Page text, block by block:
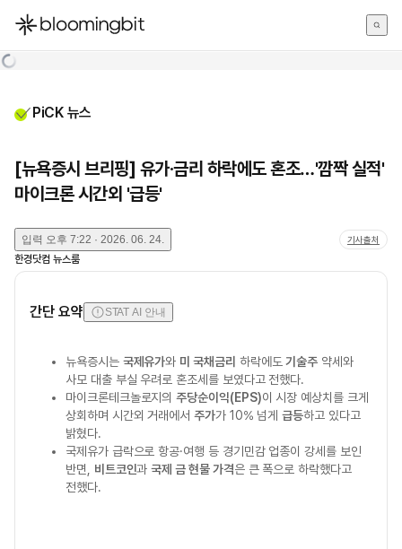
한국어
PiCK 뉴스
[뉴욕증시 브리핑] 유가·금리 하락에도 혼조…'깜짝 실적'
마이크론 시간외 '급등'
입력 오후 7:22 · 2026. 06. 24. 기사출처
한경닷컴 뉴스룸
간단 요약 STAT AI 안내
뉴욕증시는 국제유가와 미 국채금리 하락에도기술주 약세와
사모 대출 부실 우려로 혼조세를 보였다고 전했다.
마이크론테크놀로지의주당순이익(EPS)이 시장 예상치를 크게
상회하며 시간외 거래에서주가가 10% 넘게급등하고 있다고
밝혔다.
국제유가 급락으로 항공·여행 등 경기민감 업종이 강세를 보인
반면, 비트코인과국제 금 현물 가격은 큰 폭으로 하락했다고
전했다.